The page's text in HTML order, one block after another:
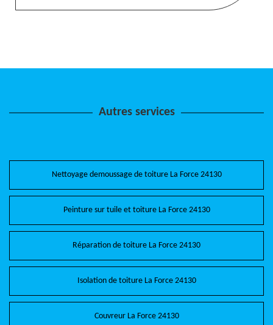
Autres services
Nettoyage demoussage de toiture La Force 24130
Peinture sur tuile et toiture La Force 24130
Réparation de toiture La Force 24130
Isolation de toiture La Force 24130
Couvreur La Force 24130